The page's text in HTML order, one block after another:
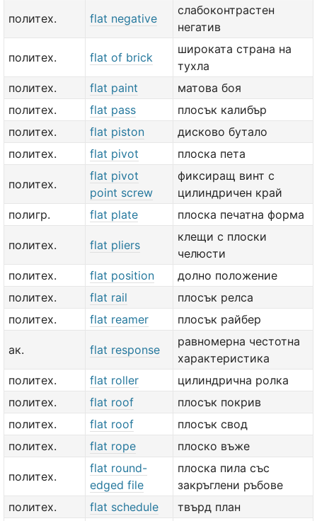
политех. flat negative
слабоконтрастен
негатив
политех. flat of brick
широката страна на
тухла
политех.
flat paint
матова боя
политех.
flat pass
плосък калибър
политех.
flat piston
дисково бутало
политех.
flat pivot плоска пета
политех.
flat pivot
point screw
фиксиращ винт с
цилиндричен край
полигр.
flat plate плоска печатна форма
политех. flat pliers
клещи с плоски
челюсти
политех.
flat position
долно положение
политех.
flat rail
плосък релса
политех.
flat reamer плосък райбер
ак. flat response
равномерна честотна
характеристика
политех.
flat roller
цилиндрична ролка
политех.
flat roof
плосък покрив
политех.
flat roof
плосък свод
политех.
flat rope плоско въже
политех.
flat round-
edged file
плоска пила със
закръглени ръбове
политех.
flat schedule твърд план